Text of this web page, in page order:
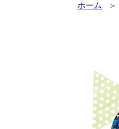
ホーム